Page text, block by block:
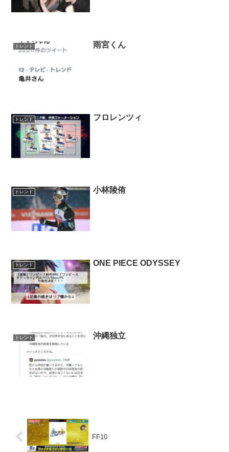
トレンド 雨宮くん
トレンド フロレンツィ
トレンド 小林陵侑
トレンド ONE PIECE ODYSSEY
トレンド 沖縄独立
FF10